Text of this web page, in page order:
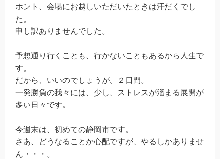
ホント、会場にお越しいただいたときは汗だくでし
た。
申し訳ありませんでした。
予想通り行くことも、行かないこともあるから人生で
す。
だから、いいのでしょうが、２日間。
一発勝負の我々には、少し、ストレスが溜まる展開が
多い日々です。
今週末は、初めての静岡市です。
さあ、どうなることか心配ですが、やるしかありませ
ん・・・。